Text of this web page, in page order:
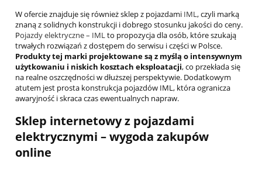
W ofercie znajduje się również sklep z pojazdami IML, czyli marką
znaną z solidnych konstrukcji i dobrego stosunku jakości do ceny.
Pojazdy elektryczne – IMLto propozycja dla osób, które szukają
trwałych rozwiązań z dostępem do serwisu i części w Polsce.
Produkty tej marki projektowane są z myślą o intensywnym
użytkowaniu i niskich kosztach eksploatacji, co przekłada się
na realne oszczędności w dłuższej perspektywie. Dodatkowym
atutem jest prosta konstrukcja pojazdów IML, która ogranicza
awaryjność i skraca czas ewentualnych napraw.
Sklep internetowy z pojazdami
elektrycznymi – wygoda zakupów
online